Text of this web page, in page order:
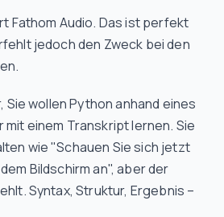
Fathom Audio. Das ist perfekt
jedoch den Zweck bei den
Sie wollen Python anhand eines
einem Transkript lernen. Sie
wie "Schauen Sie sich jetzt
Bildschirm an", aber der
Syntax, Struktur, Ergebnis –